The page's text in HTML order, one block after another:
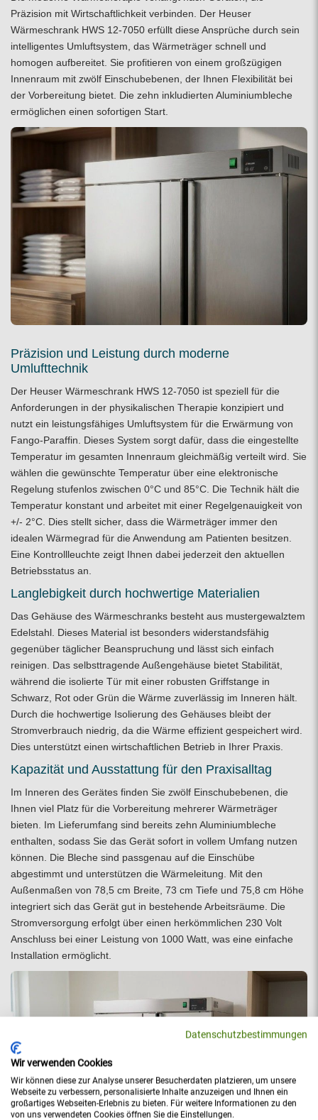
Präzision mit Wirtschaftlichkeit verbinden. Der Heuser
Wärmeschrank HWS 12-7050 erfüllt diese Ansprüche durch sein
intelligentes Umluftsystem, das Wärmeträger schnell und
homogen aufbereitet. Sie profitieren von einem großzügigen
Innenraum mit zwölf Einschubebenen, der Ihnen Flexibilität bei
der Vorbereitung bietet. Die zehn inkludierten Aluminiumbleche
ermöglichen einen sofortigen Start.
Präzision und Leistung durch moderne
Umlufttechnik
Der Heuser Wärmeschrank HWS 12-7050 ist speziell für die
Anforderungen in der physikalischen Therapie konzipiert und
nutzt ein leistungsfähiges Umluftsystem für die Erwärmung von
Fango-Paraffin. Dieses System sorgt dafür, dass die eingestellte
Temperatur im gesamten Innenraum gleichmäßig verteilt wird. Sie
wählen die gewünschte Temperatur über eine elektronische
Regelung stufenlos zwischen 0°C und 85°C. Die Technik hält die
Temperatur konstant und arbeitet mit einer Regelgenauigkeit von
+/- 2°C. Dies stellt sicher, dass die Wärmeträger immer den
idealen Wärmegrad für die Anwendung am Patienten besitzen.
Eine Kontrollleuchte zeigt Ihnen dabei jederzeit den aktuellen
Betriebsstatus an.
Langlebigkeit durch hochwertige Materialien
Das Gehäuse des Wärmeschranks besteht aus mustergewalztem
Edelstahl. Dieses Material ist besonders widerstandsfähig
gegenüber täglicher Beanspruchung und lässt sich einfach
reinigen. Das selbsttragende Außengehäuse bietet Stabilität,
während die isolierte Tür mit einer robusten Griffstange in
Schwarz, Rot oder Grün die Wärme zuverlässig im Inneren hält.
Durch die hochwertige Isolierung des Gehäuses bleibt der
Stromverbrauch niedrig, da die Wärme effizient gespeichert wird.
Dies unterstützt einen wirtschaftlichen Betrieb in Ihrer Praxis.
Kapazität und Ausstattung für den Praxisalltag
Im Inneren des Gerätes finden Sie zwölf Einschubebenen, die
Ihnen viel Platz für die Vorbereitung mehrerer Wärmeträger
bieten. Im Lieferumfang sind bereits zehn Aluminiumbleche
enthalten, sodass Sie das Gerät sofort in vollem Umfang nutzen
können. Die Bleche sind passgenau auf die Einschübe
abgestimmt und unterstützen die Wärmeleitung. Mit den
Außenmaßen von 78,5 cm Breite, 73 cm Tiefe und 75,8 cm Höhe
integriert sich das Gerät gut in bestehende Arbeitsräume. Die
Stromversorgung erfolgt über einen herkömmlichen 230 Volt
Anschluss bei einer Leistung von 1000 Watt, was eine einfache
Installation ermöglicht.
Datenschutzbestimmungen
Wir verwenden Cookies
Wir können diese zur Analyse unserer Besucherdaten platzieren, um unsere
Webseite zu verbessern, personalisierte Inhalte anzuzeigen und Ihnen ein
großartiges Webseiten-Erlebnis zu bieten. Für weitere Informationen zu den
von uns verwendeten Cookies öffnen Sie die Einstellungen.